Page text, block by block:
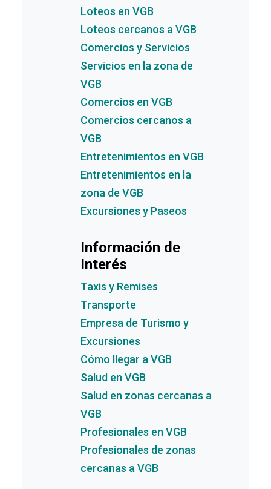
Loteos en VGB
Loteos cercanos a VGB
Comercios y Servicios
Servicios en la zona de
VGB
Comercios en VGB
Comercios cercanos a
VGB
Entretenimientos en VGB
Entretenimientos en la
zona de VGB
Excursiones y Paseos
Información de
Interés
Taxis y Remises
Transporte
Empresa de Turismo y
Excursiones
Cómo llegar a VGB
Salud en VGB
Salud en zonas cercanas a
VGB
Profesionales en VGB
Profesionales de zonas
cercanas a VGB